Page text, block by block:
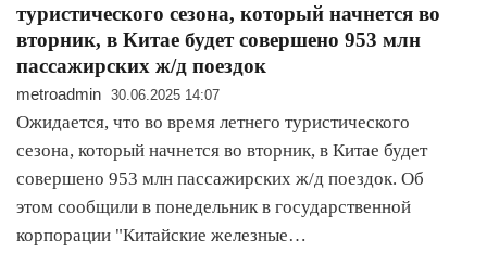
туристического сезона, который начнется во
вторник, в Китае будет совершено 953 млн
пассажирских ж/д поездок
metroadmin 30.06.2025 14:07
Ожидается, что во время летнего туристического
сезона, который начнется во вторник, в Китае будет
совершено 953 млн пассажирских ж/д поездок. Об
этом сообщили в понедельник в государственной
корпорации "Китайские железные…